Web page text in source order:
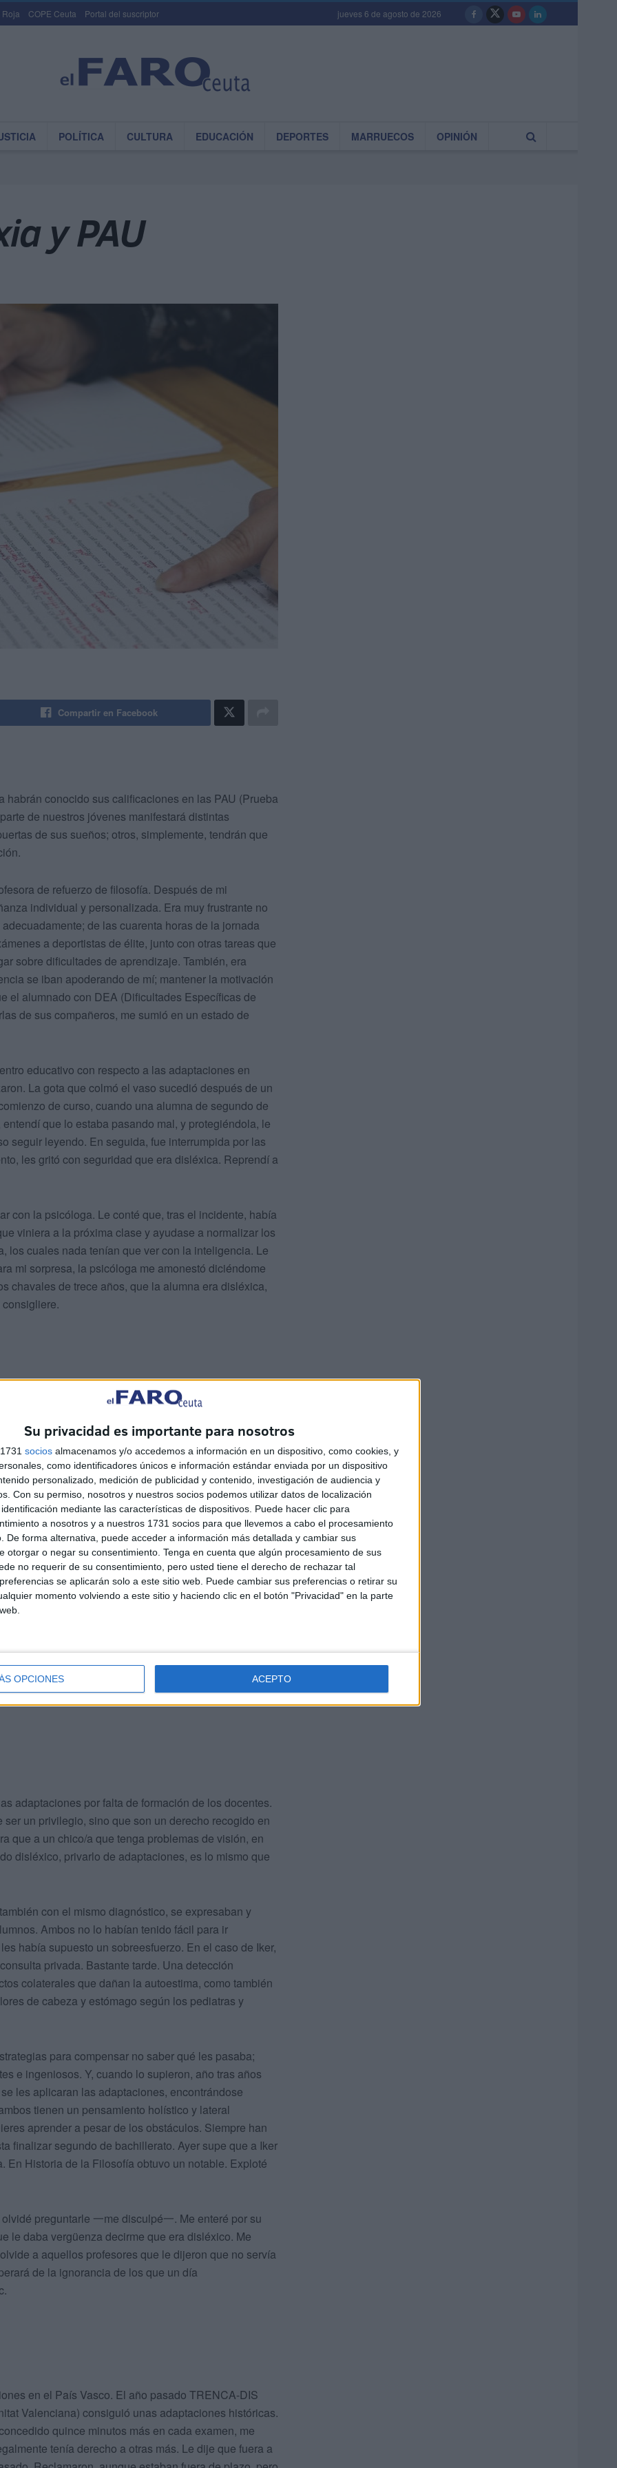
Su privacidad es importante para nosotros
socios almacenamos y/o accedemos a información en un dispositivo, como cookies, y
como identificadores únicos e información estándar enviada por un dispositivo
personalizado, medición de publicidad y contenido, investigación de audiencia y
Con su permiso, nosotros y nuestros socios podemos utilizar datos de localización
mediante las características de dispositivos. Puede hacer clic para
a nosotros y a nuestros 1731 socios para que llevemos a cabo el procesamiento
De forma alternativa, puede acceder a información más detallada y cambiar sus
otorgar o negar su consentimiento. Tenga en cuenta que algún procesamiento de sus
no requerir de su consentimiento, pero usted tiene el derecho de rechazar tal
se aplicarán solo a este sitio web. Puede cambiar sus preferencias o retirar su
momento volviendo a este sitio y haciendo clic en el botón "Privacidad" en la parte
OPCIONES ACEPTO
Roja COPE Ceuta Portal del suscriptor jueves 6 de agosto de 2026
POLÍTICA CULTURA EDUCACIÓN DEPORTES MARRUECOS OPINIÓN
y PAU
Compartir en Facebook
conocido sus calificaciones en las PAU (Prueba
de nuestros jóvenes manifestará distintas
de sus sueños; otros, simplemente, tendrán que
de refuerzo de filosofía. Después de mi
individual y personalizada. Era muy frustrante no
de las cuarenta horas de la jornada
a deportistas de élite, junto con otras tareas que
sobre dificultades de aprendizaje. También, era
se iban apoderando de mí; mantener la motivación
el alumnado con DEA (Dificultades Específicas de
de sus compañeros, me sumió en un estado de
educativo con respecto a las adaptaciones en
La gota que colmó el vaso sucedió después de un
de curso, cuando una alumna de segundo de
que lo estaba pasando mal, y protegiéndola, le
seguir leyendo. En seguida, fue interrumpida por las
les gritó con seguridad que era disléxica. Reprendí a
con la psicóloga. Le conté que, tras el incidente, había
viniera a la próxima clase y ayudase a normalizar los
los cuales nada tenían que ver con la inteligencia. Le
mi sorpresa, la psicóloga me amonestó diciéndome
chavales de trece años, que la alumna era disléxica,
que necesitaba más formación. El máster de profesora
para atender la diversidad. Los conocimientos
para la compleja realidad. Aprendes la profesión
y preguntando a otros colegas, y en
psicólogos especializados en educación u
Nos encontramos por primera vez en persona.
Cuando Marc me dijo que era disléxico y
los profesores. Casualmente, su profesora de
le dejaba entregar los trabajos en soporte
podía examinarse oralmente y sus materiales eran
no tenía en cuenta el DUA (Diseño Universal
lo mejor es tener una metodología útil para
adaptaciones por falta de formación de los docentes.
un privilegio, sino que son un derecho recogido en
que a un chico/a que tenga problemas de visión, en
disléxico, privarlo de adaptaciones, es lo mismo que
con el mismo diagnóstico, se expresaban y
Ambos no lo habían tenido fácil para ir
había supuesto un sobreesfuerzo. En el caso de Iker,
privada. Bastante tarde. Una detección
colaterales que dañan la autoestima, como también
de cabeza y estómago según los pediatras y
para compensar no saber qué les pasaba;
e ingeniosos. Y, cuando lo supieron, año tras años
les aplicaran las adaptaciones, encontrándose
tienen un pensamiento holístico y lateral
aprender a pesar de los obstáculos. Siempre han
finalizar segundo de bachillerato. Ayer supe que a Iker
En Historia de la Filosofía obtuvo un notable. Exploté
preguntarle 一me disculpé一. Me enteré por su
le daba vergüenza decirme que era disléxico. Me
a aquellos profesores que le dijeron que no servía
de la ignorancia de los que un día
en el País Vasco. El año pasado TRENCA-DIS
Valenciana) consiguió unas adaptaciones históricas.
quince minutos más en cada examen, me
tenía derecho a otras más. Le dije que fuera a